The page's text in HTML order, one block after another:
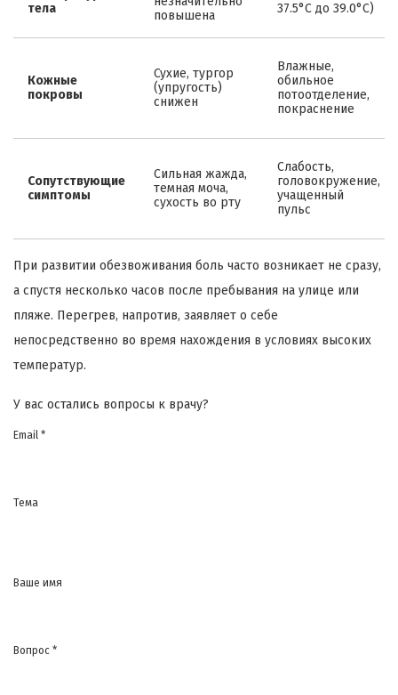
тела
повышена
37.5°C до 39.0°C)
Кожные
покровы
Сухие, тургор
(упругость)
снижен
Влажные,
обильное
потоотделение,
покраснение
Сопутствующие
симптомы
Сильная жажда,
темная моча,
сухость во рту
Слабость,
головокружение,
учащенный
пульс
При развитии обезвоживания боль часто возникает не сразу,
а спустя несколько часов после пребывания на улице или
пляже. Перегрев, напротив, заявляет о себе
непосредственно во время нахождения в условиях высоких
температур.
У вас остались вопросы к врачу?
Email *
Тема
Ваше имя
Вопрос *